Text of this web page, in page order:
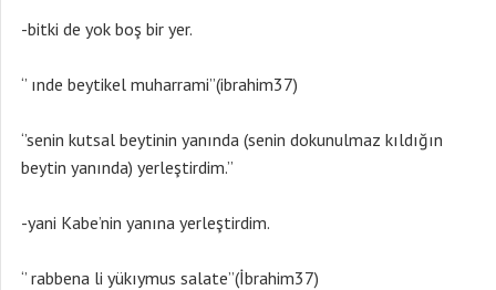
-bitki de yok boş bir yer.
‘’ ınde beytikel muharrami’’(ibrahim37)
‘’senin kutsal beytinin yanında (senin dokunulmaz kıldığın
beytin yanında) yerleştirdim.’’
-yani Kabe’nin yanına yerleştirdim.
‘’ rabbena li yükıymus salate’’(İbrahim37)